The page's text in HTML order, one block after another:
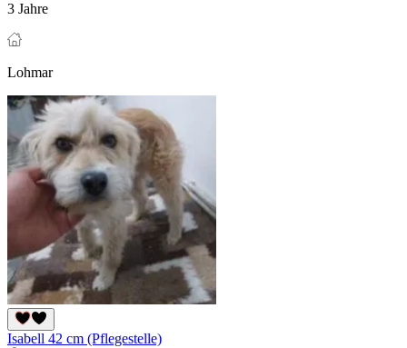
3 Jahre
Lohmar
Isabell 42 cm (Pflegestelle)